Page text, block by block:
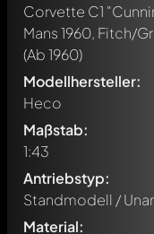
Corvette C1
Mans 1960, Fitch/
(Ab 1960)
Modellhersteller:
Heco
Maßstab:
1:43
Antriebstyp:
Standmodell /
Material: